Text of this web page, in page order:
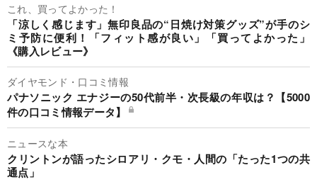
これ、買ってよかった！
「涼しく感じます」無印良品の“日焼け対策グッズ”が手のシ
ミ予防に便利！「フィット感が良い」「買ってよかった」
《購入レビュー》
ダイヤモンド・口コミ情報
パナソニック エナジーの50代前半・次長級の年収は？【5000
件の口コミ情報データ】
ニュースな本
クリントンが語ったシロアリ・クモ・人間の「たった1つの共
通点」